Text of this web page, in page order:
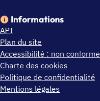
Informations
API
Plan du site
Accessibilité : non conforme
Charte des cookies
Politique de confidentialité
Mentions légales